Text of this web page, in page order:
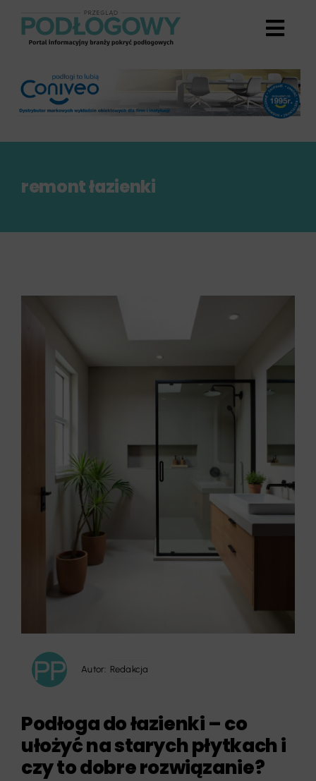
remont łazienki
Autor: Redakcja
Podłoga do łazienki – co
ułożyć na starych płytkach i
czy to dobre rozwiązanie?